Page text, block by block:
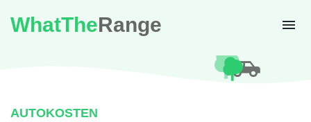
WhatTheRange
AUTOKOSTEN